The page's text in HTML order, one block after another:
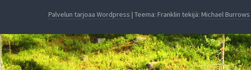
Palvelun tarjoaa Wordpress | Teema: Franklin tekijä: Michael Burrows